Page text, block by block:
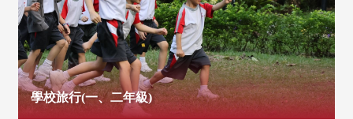
學校旅行(一、二年級)